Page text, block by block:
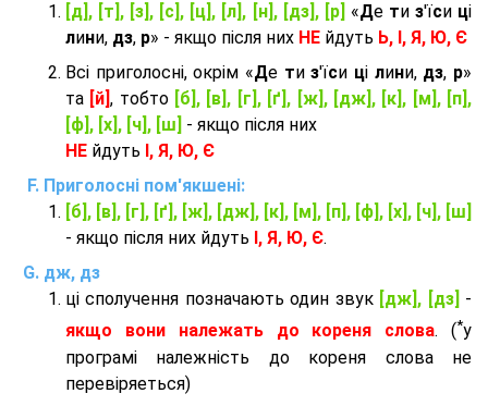
[д], [т], [з], [с], [ц], [л], [н], [дз], [р] «Де ти з'їси ці
лини, дз, р» - якщо після них НЕ йдуть Ь, І, Я, Ю, Є
Всі приголосні, окрім «Де тиз'їси ці лини, дз, р»
та [й], тобто [б], [в], [г], [ґ], [ж], [дж], [к], [м], [п],
[ф], [х], [ч], [ш] - якщо після них
НЕ йдуть І, Я, Ю, Є
Приголосні пом'якшені:
[б], [в], [г], [ґ], [ж], [дж], [к], [м], [п], [ф], [х], [ч], [ш]
- якщо після них йдуть І, Я, Ю, Є.
дж, дз
ці сполучення позначають один звук [дж], [дз] -
якщо вони належать до кореня слова. (*у
програмі належність до кореня слова не
перевіряеться)